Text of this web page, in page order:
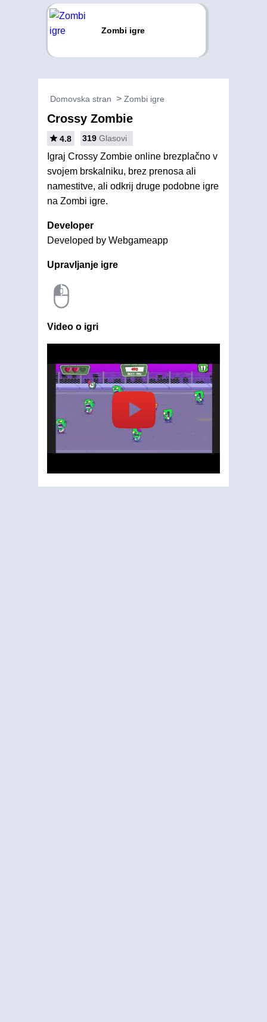
Zombi igre
Domovska stran Zombi igre
Crossy Zombie
4.8 319 Glasovi
Igraj Crossy Zombie online brezplačno v
svojem brskalniku, brez prenosa ali
namestitve, ali odkrij druge podobne igre
na Zombi igre.
Developer
Developed by Webgameapp
Upravljanje igre
Video o igri